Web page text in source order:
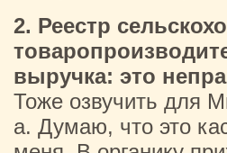
2. Реестр
выручка: это
Тоже озвучить для
a. Думаю, что это